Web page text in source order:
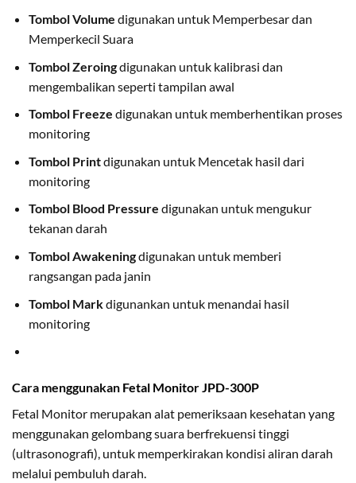
Tombol Volume digunakan untuk Memperbesar dan
Memperkecil Suara
Tombol Zeroingdigunakan untuk kalibrasi dan
mengembalikan seperti tampilan awal
Tombol Freeze digunakan untuk memberhentikan proses
monitoring
Tombol Printdigunakan untuk Mencetak hasil dari
monitoring
Tombol Blood Pressure digunakan untuk mengukur
tekanan darah
Tombol Awakeningdigunakan untuk memberi
rangsangan pada janin
Tombol Markdigunankan untuk menandai hasil
monitoring
Cara menggunakan Fetal Monitor JPD-300P
Fetal Monitor merupakan alat pemeriksaan kesehatan yang
menggunakan gelombang suara berfrekuensi tinggi
(ultrasonografi), untuk memperkirakan kondisi aliran darah
melalui pembuluh darah.